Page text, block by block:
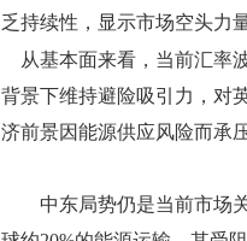
乏持续性，显示市场空头力
从基本面来看，当前汇率
背景下维持避险吸引力，对
济前景因能源供应风险而承
中东局势仍是当前市场关